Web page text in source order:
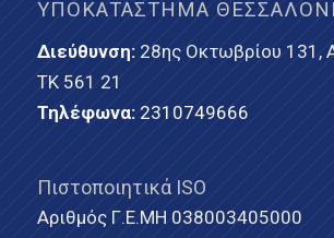
ΥΠΟΚΑΤΆΣΤΗΜΑ
Διεύθυνση:28ης Οκτωβρίου 131,
ΤΚ 561 21
Τηλέφωνα: 2310749666
Πιστοποιητικά ISO
Αριθμός Γ.Ε.ΜΗ 038003405000